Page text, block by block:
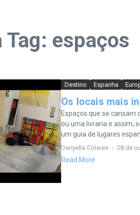
Tag: espaços
Destino Espanha
Os locais mais
Espaços que se cansam
ou uma livraria e assim,
um guia de lugares
Danyella Colares 28 de
Read More